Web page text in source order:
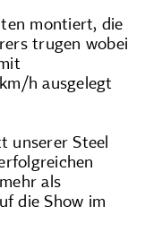
montiert, die
trugen wobei
h ausgelegt
unserer Steel
als
die Show im